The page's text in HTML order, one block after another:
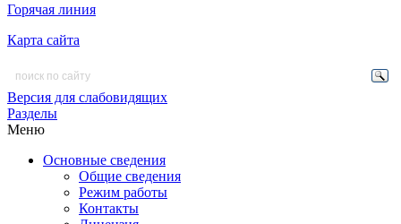
Горячая линия
Карта сайта
Версия для слабовидящих
Разделы
Меню
Основные сведения
Общие сведения
Режим работы
Контакты